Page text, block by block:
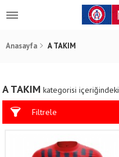
Anasayfa A TAKIM
A TAKIM kategorisi
Filtrele